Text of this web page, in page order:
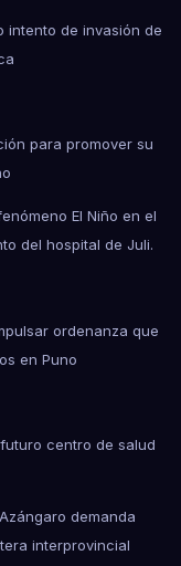
intento de invasión de
para promover su
El Niño en el
del hospital de Juli.
ordenanza que
en Puno
centro de salud
demanda
interprovincial